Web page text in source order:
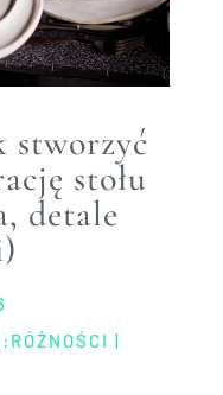
stworzyć
stołu
detale
RÓŻNOŚCI |